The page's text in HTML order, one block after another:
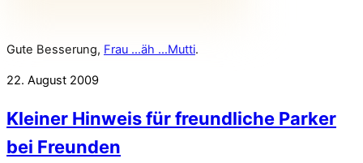
Gute Besserung, Frau …äh …Mutti.
22. August 2009
Kleiner Hinweis für freundliche Parker
bei Freunden